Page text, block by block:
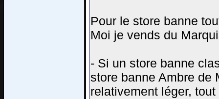
Pour le store banne
Moi je vends du
- Si un store banne
store banne Ambre de
relativement léger,